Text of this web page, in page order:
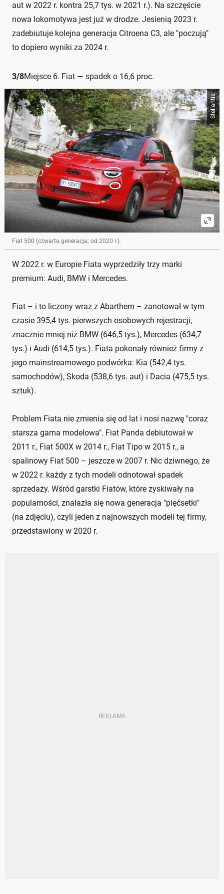
aut w 2022 r. kontra 25,7 tys. w 2021 r.). Na szczęście
nowa lokomotywa jest już w drodze. Jesienią 2023 r.
zadebiutuje kolejna generacja Citroena C3, ale "poczują"
to dopiero wyniki za 2024 r.
3/8Miejsce 6. Fiat — spadek o 16,6 proc.
Stellantis
Fiat 500 (czwarta generacja; od 2020 r.).
W 2022 r. w Europie Fiata wyprzedziły trzy marki
premium: Audi, BMW i Mercedes.
Fiat – i to liczony wraz z Abarthem – zanotował w tym
czasie 395,4 tys. pierwszych osobowych rejestracji,
znacznie mniej niż BMW (646,5 tys.), Mercedes (634,7
tys.) i Audi (614,5 tys.). Fiata pokonały również firmy z
jego mainstreamowego podwórka: Kia (542,4 tys.
samochodów), Skoda (538,6 tys. aut) i Dacia (475,5 tys.
sztuk).
Problem Fiata nie zmienia się od lat i nosi nazwę "coraz
starsza gama modelowa". Fiat Panda debiutował w
2011 r., Fiat 500X w 2014 r., Fiat Tipo w 2015 r., a
spalinowy Fiat 500 – jeszcze w 2007 r. Nic dziwnego, że
w 2022 r. każdy z tych modeli odnotował spadek
sprzedaży. Wśród garstki Fiatów, które zyskiwały na
popularności, znalazła się nowa generacja "pięćsetki"
(na zdjęciu), czyli jeden z najnowszych modeli tej firmy,
przedstawiony w 2020 r.